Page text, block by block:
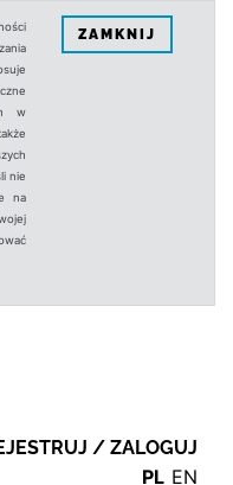
w
nie
na
ZAMKNIJ
/ ZALOGUJ
PL EN